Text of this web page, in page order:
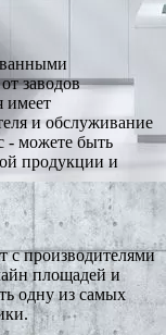
заводов
имеет
и обслуживание
- можете быть
продукции и
с производителями
площадей и
одну из самых